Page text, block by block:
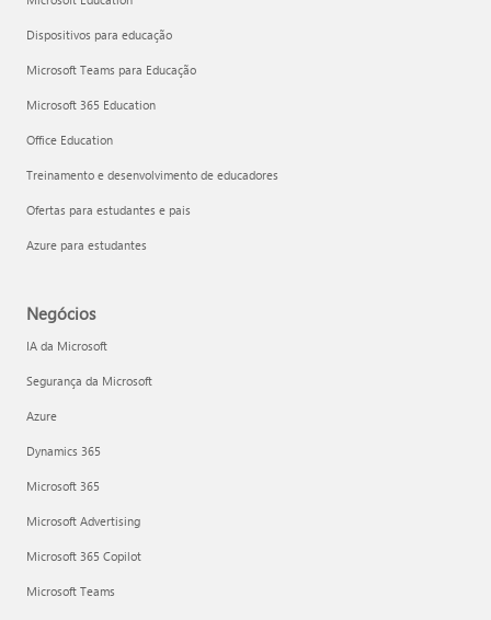
Dispositivos para educação
Microsoft Teams para Educação
Microsoft 365 Education
Office Education
Treinamento e desenvolvimento de educadores
Ofertas para estudantes e pais
Azure para estudantes
Negócios
IA da Microsoft
Segurança da Microsoft
Azure
Dynamics 365
Microsoft 365
Microsoft Advertising
Microsoft 365 Copilot
Microsoft Teams